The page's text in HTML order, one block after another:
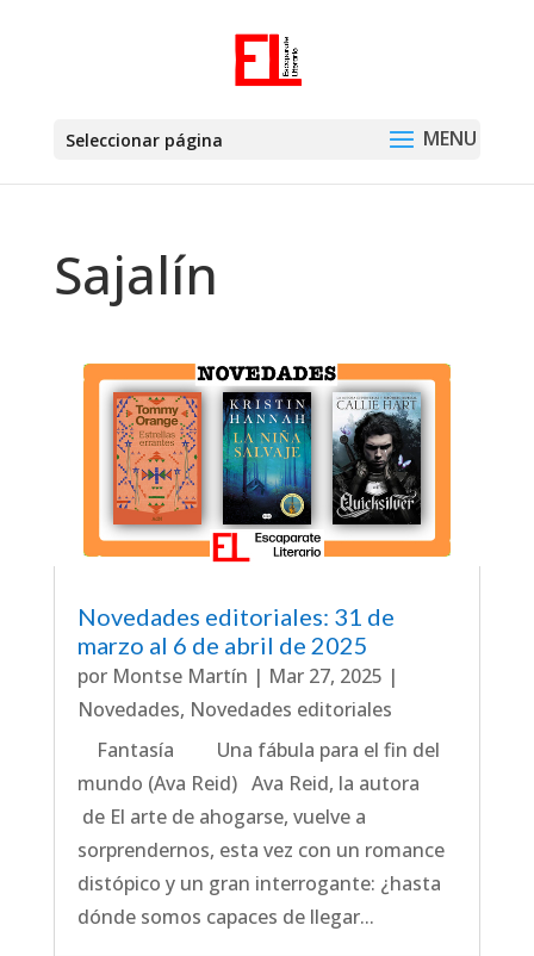
Seleccionar página
Sajalín
Novedades editoriales: 31 de
marzo al 6 de abril de 2025
por Montse Martín | Mar 27, 2025 |
Novedades, Novedades editoriales
Fantasía Una fábula para el fin del
mundo (Ava Reid) Ava Reid, la autora
de El arte de ahogarse, vuelve a
sorprendernos, esta vez con un romance
distópico y un gran interrogante: ¿hasta
dónde somos capaces de llegar...